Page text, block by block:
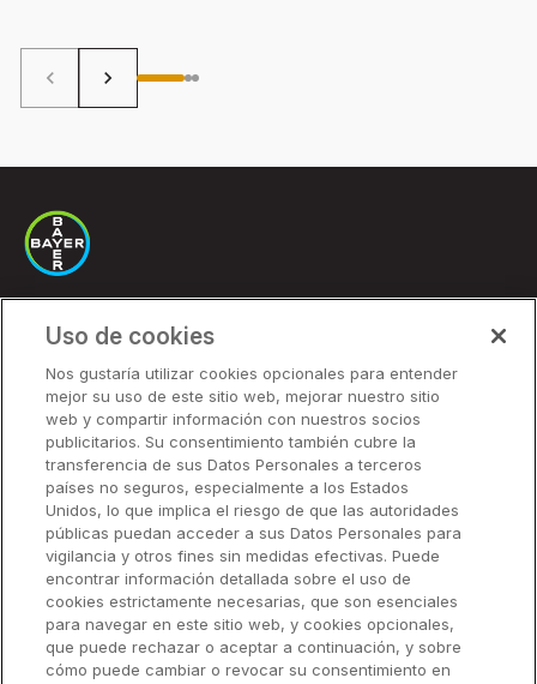
keyboard_arrow_left keyboard_arrow_right
Soluciones
Precios
Socios
Soluciones
Recursos
Empresa
Uso de cookies
Nos gustaría utilizar cookies opcionales para entender
mejor su uso de este sitio web, mejorar nuestro sitio
web y compartir información con nuestros socios
publicitarios. Su consentimiento también cubre la
transferencia de sus Datos Personales a terceros
países no seguros, especialmente a los Estados
Unidos, lo que implica el riesgo de que las autoridades
públicas puedan acceder a sus Datos Personales para
vigilancia y otros fines sin medidas efectivas. Puede
encontrar información detallada sobre el uso de
cookies estrictamente necesarias, que son esenciales
para navegar en este sitio web, y cookies opcionales,
que puede rechazar o aceptar a continuación, y sobre
cómo puede cambiar o revocar su consentimiento en